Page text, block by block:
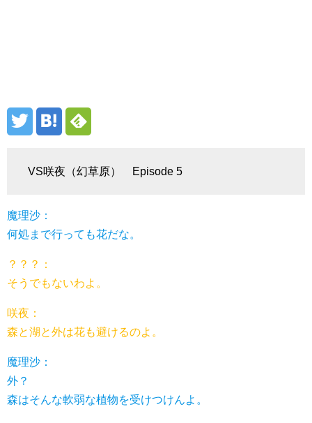
VS咲夜（幻草原） Episode 5
魔理沙：
何処まで行っても花だな。
？？？：
そうでもないわよ。
咲夜：
森と湖と外は花も避けるのよ。
魔理沙：
外？
森はそんな軟弱な植物を受けつけんよ。